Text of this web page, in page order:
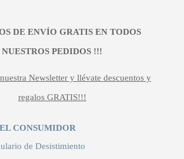
DE ENVÍO GRATIS EN TODOS
NUESTROS PEDIDOS !!!
Newsletter y llévate descuentos y
regalos GRATIS!!!
CONSUMIDOR
de Desistimiento